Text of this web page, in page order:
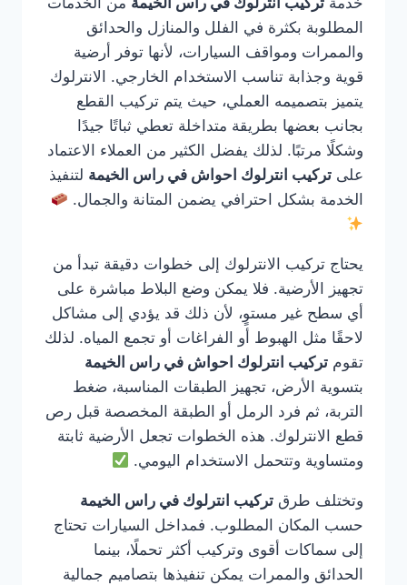
المطلوبة بكثرة في الفلل والمنازل والحدائق
والممرات ومواقف السيارات، لأنها توفر أرضية
قوية وجذابة تناسب الاستخدام الخارجي. الانترلوك
يتميز بتصميمه العملي، حيث يتم تركيب القطع
بجانب بعضها بطريقة متداخلة تعطي ثباتًا جيدًا
وشكلًا مرتبًا. لذلك يفضل الكثير من العملاء الاعتماد
على تركيب انترلوك احواش في راس الخيمة لتنفيذ
الخدمة بشكل احترافي يضمن المتانة والجمال.
يحتاج تركيب الانترلوك إلى خطوات دقيقة تبدأ من
تجهيز الأرضية. فلا يمكن وضع البلاط مباشرة على
أي سطح غير مستوٍ، لأن ذلك قد يؤدي إلى مشاكل
لاحقًا مثل الهبوط أو الفراغات أو تجمع المياه. لذلك
تقوم تركيب انترلوك احواش في راس الخيمة
بتسوية الأرض، تجهيز الطبقات المناسبة، ضغط
التربة، ثم فرد الرمل أو الطبقة المخصصة قبل رص
قطع الانترلوك. هذه الخطوات تجعل الأرضية ثابتة
ومتساوية وتتحمل الاستخدام اليومي.
وتختلف طرق تركيب انترلوك في راس الخيمة
حسب المكان المطلوب. فمداخل السيارات تحتاج
إلى سماكات أقوى وتركيب أكثر تحملًا، بينما
الحدائق والممرات يمكن تنفيذها بتصاميم جمالية